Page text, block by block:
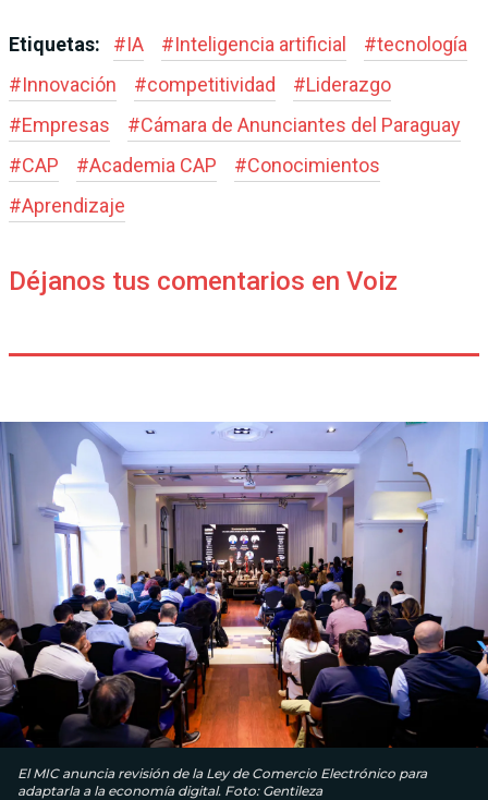
Etiquetas: #IA #Inteligencia artificial #tecnología
#Innovación #competitividad #Liderazgo
#Empresas #Cámara de Anunciantes del Paraguay
#CAP #Academia CAP #Conocimientos
#Aprendizaje
Déjanos tus comentarios en Voiz
El MIC anuncia revisión de la Ley de Comercio Electrónico para
adaptarla a la economía digital. Foto: Gentileza